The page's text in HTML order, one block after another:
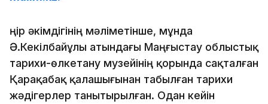
Өңір әкімдігінің мәліметінше, мұнда
Ә.Кекілбайұлы атындағы Маңғыстау облыстық
тарихи-өлкетану музейінің қорында сақталған
Қарақабақ қалашығынан табылған тарихи
жәдігерлер танытырылған. Одан кейін